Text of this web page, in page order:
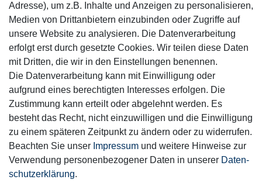
Mitglied
Motor-Fit
© Copyright 2026 | Alle Rechte vorbehalten.
Adresse), um z.B. Inhalte und Anzeigen zu personalisieren,
Medien von Drittanbietern einzubinden oder Zugriffe auf
unsere Website zu analysieren. Die Datenverarbeitung
erfolgt erst durch gesetzte Cookies. Wir teilen diese Daten
mit Dritten, die wir in den Einstellungen benennen.
Die Datenverarbeitung kann mit Einwilligung oder
aufgrund eines berechtigten Interesses erfolgen. Die
Zustimmung kann erteilt oder abgelehnt werden. Es
besteht das Recht, nicht einzuwilligen und die Einwilligung
zu einem späteren Zeitpunkt zu ändern oder zu widerrufen.
Beachten Sie unser Impressum und weitere Hinweise zur
Verwendung personenbezogener Daten in unserer Daten­
schutz­erklärung.